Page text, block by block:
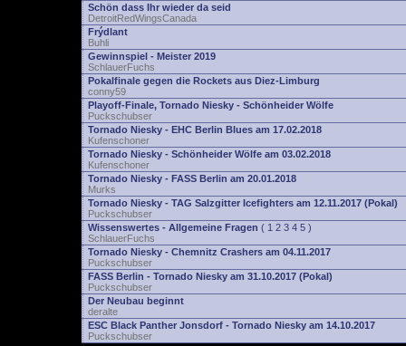
Schön dass Ihr wieder da seid
DetroitRedWingsCanada
Frýdlant
Buhli
Gewinnspiel - Meister 2019
SchlauerFuchs
Pokalfinale gegen die Rockets aus Diez-Limburg
conny59
Playoff-Finale, Tornado Niesky - Schönheider Wölfe
Puckschubser
Tornado Niesky - EHC Berlin Blues am 17.02.2018
Kufenschoner
Tornado Niesky - Schönheider Wölfe am 03.02.2018
Kufenschoner
Tornado Niesky - FASS Berlin am 20.01.2018
Murks
Tornado Niesky - TAG Salzgitter Icefighters am 12.11.2017 (Pokal)
Puckschubser
Wissenswertes - Allgemeine Fragen ( 1 2 3 4 5 )
SchlauerFuchs
Tornado Niesky - Chemnitz Crashers am 04.11.2017
Puckschubser
FASS Berlin - Tornado Niesky am 31.10.2017 (Pokal)
Puckschubser
Der Neubau beginnt
deralte
ESC Black Panther Jonsdorf - Tornado Niesky am 14.10.2017
Puckschubser